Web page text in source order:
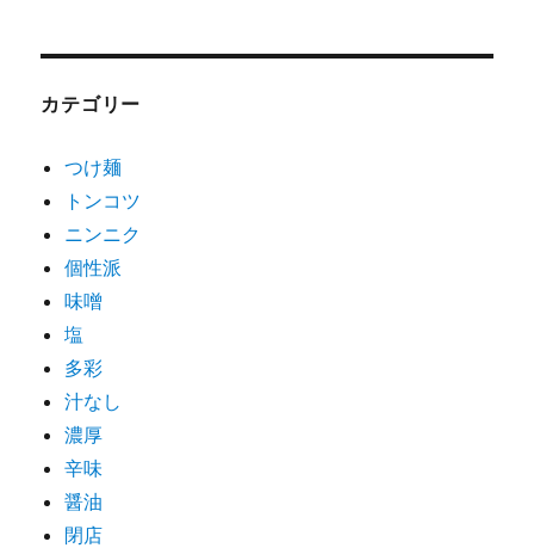
カテゴリー
つけ麺
トンコツ
ニンニク
個性派
味噌
塩
多彩
汁なし
濃厚
辛味
醤油
閉店